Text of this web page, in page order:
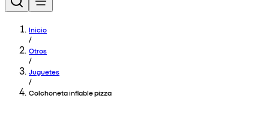
Inicio
/
Otros
/
Juguetes
/
Colchoneta inflable pizza